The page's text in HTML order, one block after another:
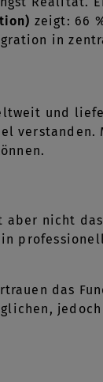
zeigt: 66
in
und
verstanden.
aber nicht
das